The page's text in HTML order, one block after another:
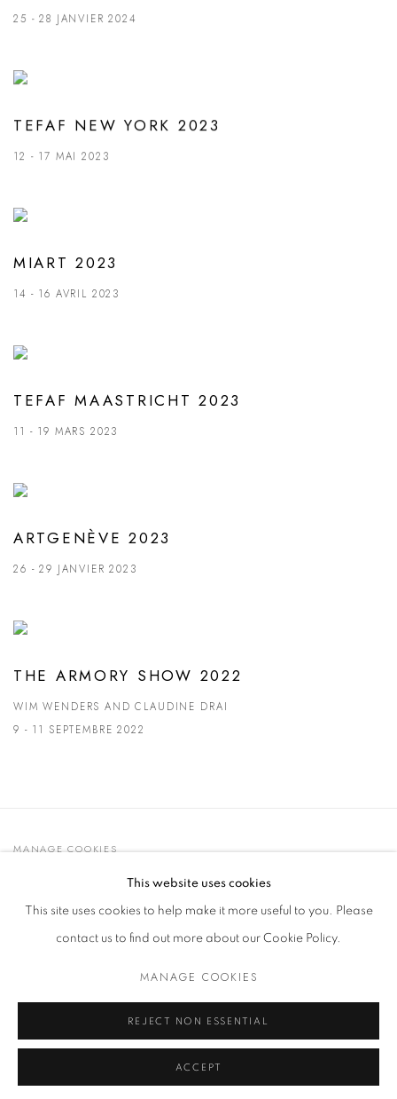
25 - 28 JANVIER 2024
TEFAF NEW YORK 2023
12 - 17 MAI 2023
MIART 2023
14 - 16 AVRIL 2023
TEFAF MAASTRICHT 2023
11 - 19 MARS 2023
ARTGENÈVE 2023
26 - 29 JANVIER 2023
THE ARMORY SHOW 2022
WIM WENDERS AND CLAUDINE DRAI
9 - 11 SEPTEMBRE 2022
MANAGE COOKIES
© 2021 GALLERIA D'ARTE MAGGIORE G.A.M.
SITE BY ARTLOGIC
t. +39 051 235843 | info@maggioregam.com
This website uses cookies
This site uses cookies to help make it more useful to you. Please
contact us to find out more about our Cookie Policy.
MANAGE COOKIES
REJECT NON ESSENTIAL
ACCEPT